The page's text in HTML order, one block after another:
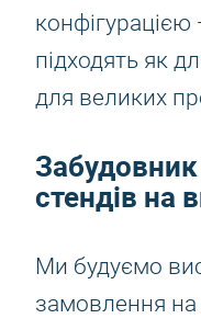
підходять як
для великих
стендів на
Ми будуємо
замовлення